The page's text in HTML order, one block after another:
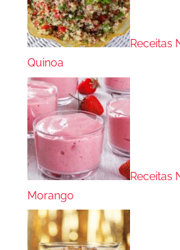
Receitas
Quinoa
Receitas
Morango